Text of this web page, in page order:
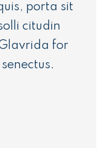
porta sit
citudin
for